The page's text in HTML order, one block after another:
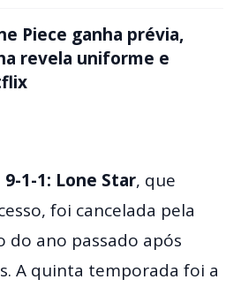
Piece ganha prévia,
revela uniforme e
9-1-1: Lone Star, que
foi cancelada pela
do ano passado após
A quinta temporada foi a